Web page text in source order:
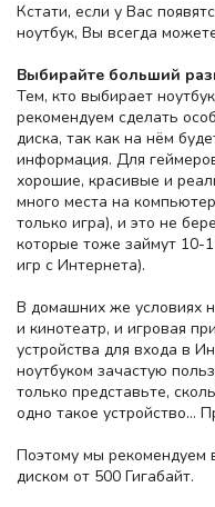
Кстати, если у Вас
ноутбук, Вы всегда
Выбирайте больший
Тем, кто выбирает
рекомендуем сделать
диска, так как на нём
информация. Для
хорошие, красивые и
много места на
только игра), и это не
которые тоже займут 10-
игр с Интернета).
В домашних же условиях
и кинотеатр, и игровая
устройства для входа в
ноутбуком зачастую
только представьте,
одно такое устройство…
Поэтому мы рекомендуем
диском от 500 Гигабайт.